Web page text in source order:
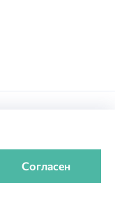
Согласен